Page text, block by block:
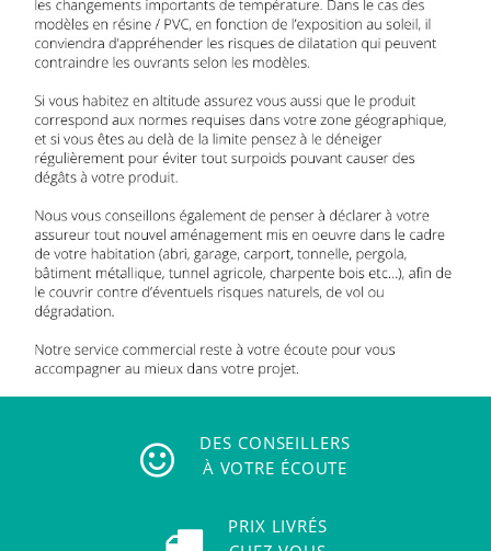
DES CONSEILLERS
À VOTRE ÉCOUTE
PRIX LIVRÉS